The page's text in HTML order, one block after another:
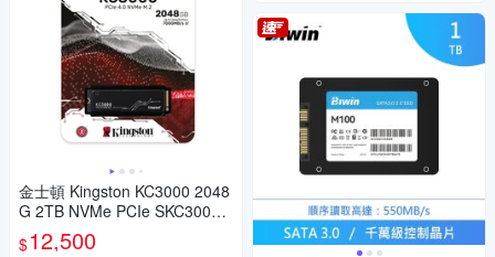
金士頓 Kingston KC3000 2048
G 2TB NVMe PCIe SKC3000
D/2048G SSD 固態硬碟
$12,500